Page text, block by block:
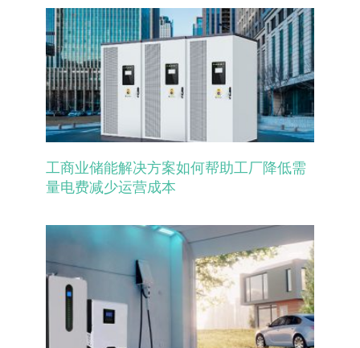
工商业储能解决方案如何帮助工厂降低需
量电费减少运营成本